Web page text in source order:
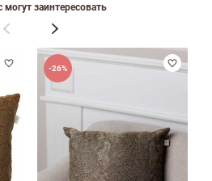
могут заинтересовать
-26%